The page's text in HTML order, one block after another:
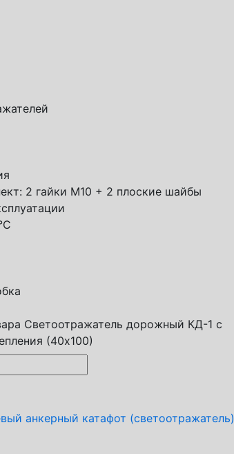
2 гайки М10 + 2 плоские шайбы
Светоотражатель дорожный КД-1 с
(40х100)
анкерный катафот (светоотражатель)